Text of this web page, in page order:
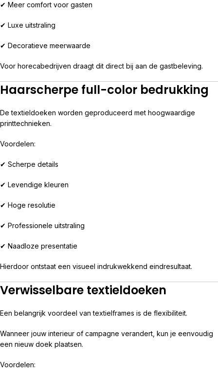
✔ Meer comfort voor gasten
✔ Luxe uitstraling
✔ Decoratieve meerwaarde
Voor horecabedrijven draagt dit direct bij aan de gastbeleving.
Haarscherpe full-color bedrukking
De textieldoeken worden geproduceerd met hoogwaardige
printtechnieken.
Voordelen:
✔ Scherpe details
✔ Levendige kleuren
✔ Hoge resolutie
✔ Professionele uitstraling
✔ Naadloze presentatie
Hierdoor ontstaat een visueel indrukwekkend eindresultaat.
Verwisselbare textieldoeken
Een belangrijk voordeel van textielframes is de flexibiliteit.
Wanneer jouw interieur of campagne verandert, kun je eenvoudig
een nieuw doek plaatsen.
Voordelen: